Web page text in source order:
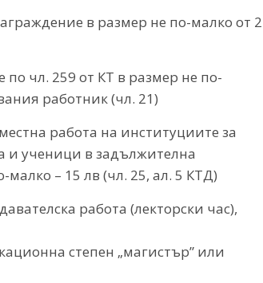
в размер не по-малко от 2
чл. 259 от КТ в размер не по-
работник (чл. 21)
работа на институциите за
и ученици в задължителна
– 15 лв (чл. 25, ал. 5 КТД)
работа (лекторски час),
степен „магистър” или